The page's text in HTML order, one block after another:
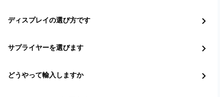
ディスプレイの選び方です chevron_right
サプライヤーを選びます chevron_right
どうやって輸入しますか chevron_right